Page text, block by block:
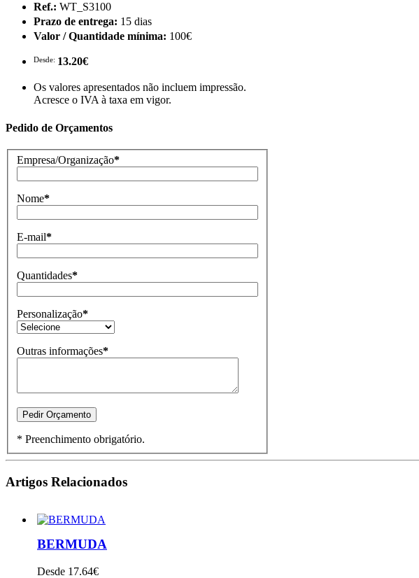
Ref.: WT_S3100
Prazo de entrega: 15 dias
Valor / Quantidade mínima: 100€
Desde: 13.20€
Os valores apresentados não incluem impressão.
Acresce o IVA à taxa em vigor.
Pedido de Orçamentos
Empresa/Organização*
Nome*
E-mail*
Quantidades*
Personalização*
Outras informações*
* Preenchimento obrigatório.
Artigos Relacionados
BERMUDA
Desde 17.64€